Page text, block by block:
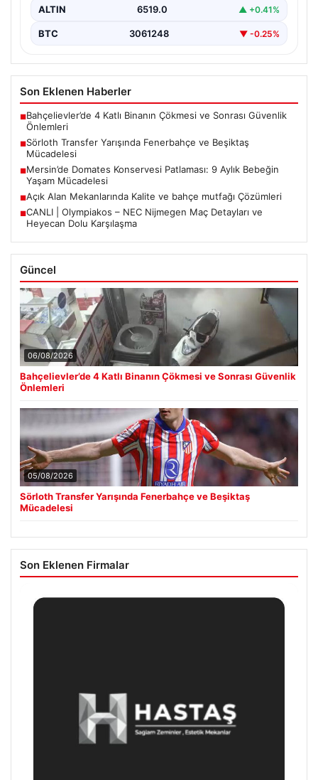
ALTIN 6519.0 ▲ +0.41%
BTC 3061248 ▼ -0.25%
Son Eklenen Haberler
■Bahçelievler’de 4 Katlı Binanın Çökmesi ve Sonrası Güvenlik
Önlemleri
■Sörloth Transfer Yarışında Fenerbahçe ve Beşiktaş
Mücadelesi
■Mersin’de Domates Konservesi Patlaması: 9 Aylık Bebeğin
Yaşam Mücadelesi
■Açık Alan Mekanlarında Kalite ve bahçe mutfağı Çözümleri
■CANLI | Olympiakos – NEC Nijmegen Maç Detayları ve
Heyecan Dolu Karşılaşma
Güncel
06/08/2026
Bahçelievler’de 4 Katlı Binanın Çökmesi ve Sonrası Güvenlik
Önlemleri
05/08/2026
Sörloth Transfer Yarışında Fenerbahçe ve Beşiktaş
Mücadelesi
Son Eklenen Firmalar